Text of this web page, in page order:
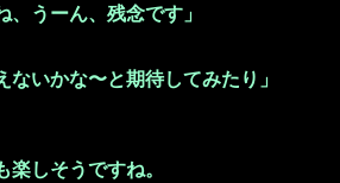
ーん、残念です」
ないかな〜と期待してみたり」
楽しそうですね。